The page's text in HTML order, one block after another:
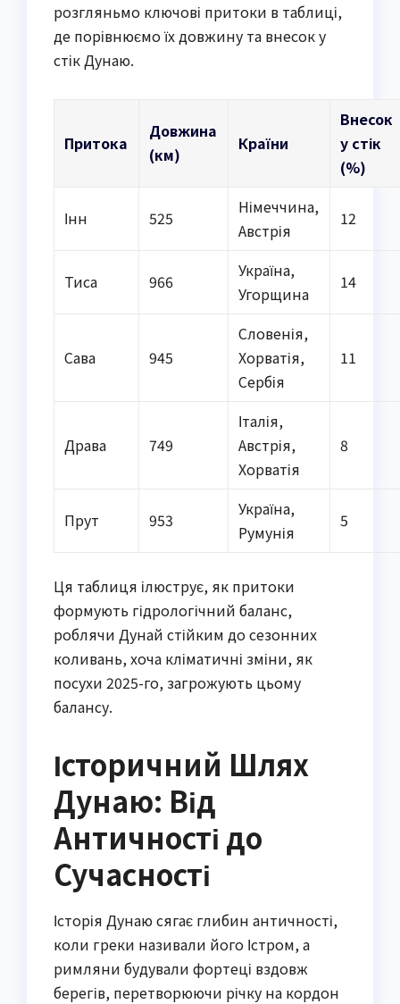
розгляньмо ключові притоки в таблиці,
де порівнюємо їх довжину та внесок у
стік Дунаю.
Притока
Довжина
(км)
Країни
Внесок
у стік
(%)
Інн 525
Німеччина,
Австрія
12
Тиса 966
Україна,
Угорщина
14
Сава 945
Словенія,
Хорватія,
Сербія
11
Драва 749
Італія,
Австрія,
Хорватія
8
Прут 953
Україна,
Румунія
5
Ця таблиця ілюструє, як притоки
формують гідрологічний баланс,
роблячи Дунай стійким до сезонних
коливань, хоча кліматичні зміни, як
посухи 2025-го, загрожують цьому
балансу.
Історичний Шлях
Дунаю: Від
Античності до
Сучасності
Історія Дунаю сягає глибин античності,
коли греки називали його Істром, а
римляни будували фортеці вздовж
берегів, перетворюючи річку на кордон